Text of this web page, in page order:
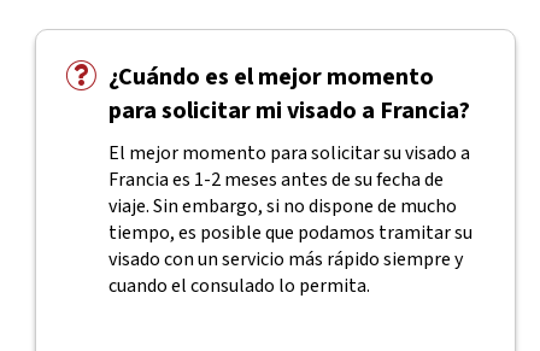
¿Cuándo es el mejor momento
para solicitar mi visado a Francia?
El mejor momento para solicitar su visado a
Francia es 1-2 meses antes de su fecha de
viaje. Sin embargo, si no dispone de mucho
tiempo, es posible que podamos tramitar su
visado con un servicio más rápido siempre y
cuando el consulado lo permita.